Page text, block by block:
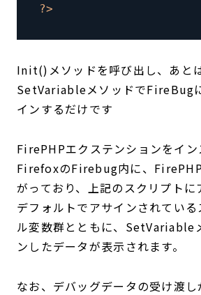
?>
Init()メソッドを呼び出し、あと
SetVariableメソッドでFireBug
インするだけです
FirePHPエクステンションをイン
FirefoxのFirebug内に、
がっており、上記のスクリプトに
デフォルトでアサインされてい
ル変数群とともに、SetVariable
ンしたデータが表示されます。
なお、デバッグデータの受け渡し